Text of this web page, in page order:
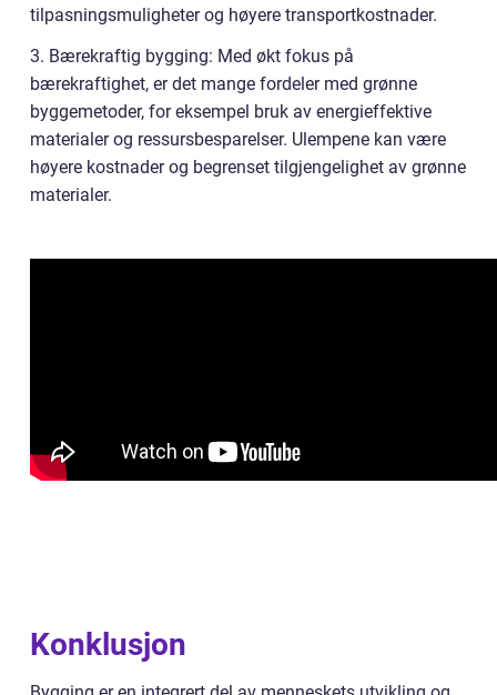
tilpasningsmuligheter og høyere transportkostnader.
3. Bærekraftig bygging: Med økt fokus på
bærekraftighet, er det mange fordeler med grønne
byggemetoder, for eksempel bruk av energieffektive
materialer og ressursbesparelser. Ulempene kan være
høyere kostnader og begrenset tilgjengelighet av grønne
materialer.
Konklusjon